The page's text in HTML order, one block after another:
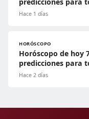
Hace 1 días
HORÓSCOPO
Horóscopo de hoy
predicciones para
Hace 2 días